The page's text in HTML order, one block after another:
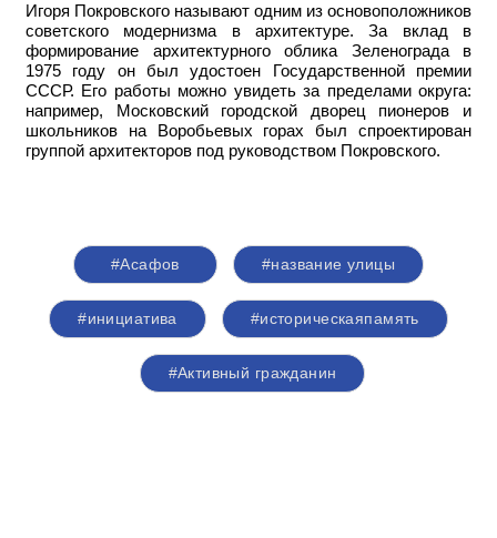
Игоря Покровского называют одним из основоположников
советского модернизма в архитектуре. За вклад в
формирование архитектурного облика Зеленограда в
1975 году он был удостоен Государственной премии
СССР. Его работы можно увидеть за пределами округа:
например,
Московский городской дворец пионеров и
школьников на Воробьевых горах был спроектирован
группой архитекторов под руководством Покровского.
#Асафов #название улицы
#инициатива #историческаяпамять
#Активный гражданин